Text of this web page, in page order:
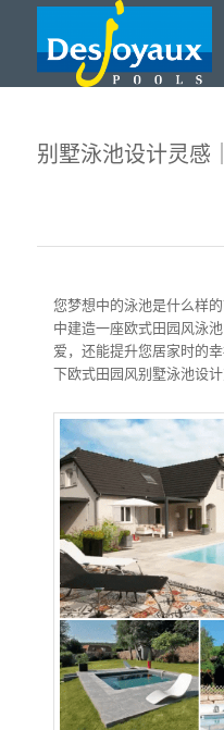
别墅泳池设计灵感
您梦想中的泳池是什么样
中建造一座欧式田园风泳
爱，还能提升您居家时的
下欧式田园风别墅泳池设